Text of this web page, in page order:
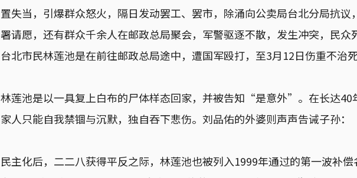
置失当，引爆群众怒火，隔日发动罢工、罢市，除涌向公卖局台北分局抗议
署请愿，还有群众千余人在邮政总局聚会，军警驱逐不散，发生冲突，民众
台北市民林莲池是在前往邮政总局途中，遭国军殴打，至3月12日伤重不治
林莲池是以一具复上白布的尸体样态回家，并被告知“是意外”。在长达40
家人只能自我禁锢与沉默，独自吞下悲伤。刘品佑的外婆则声声告诫子孙
民主化后，二二八获得平反之际，林莲池也被列入1999年通过的第一波补